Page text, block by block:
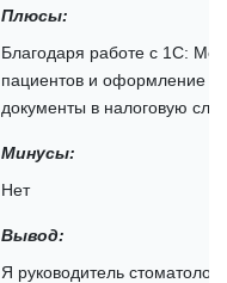
Плюсы:
Благодаря работе с 1С:
пациентов и оформление
документы в налоговую
Минусы:
Нет
Вывод:
Я руководитель